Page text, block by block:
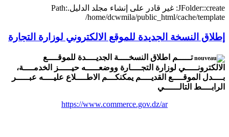
JFolder::create: غير قادر على إنشاء مجلد الدليل.Path:
/home/dcwmila/public_html/cache/template
إطلاق النسخة الجديدة للموقع الالكتروني لوزارة التجارة
تـــــم اطلاق النسخــــة الجديــــدة للموقــــع
الالكترونـــــي لوزارة التجــــارة ووضعـــــه حيـــــز الخدمــــة،
بــــدل الموقــــع القديــــم يمكنكـــم الاطــــلاع عليــــه عبـــــر
الرابــــط التالــــــي
https://www.commerce.gov.dz/ar